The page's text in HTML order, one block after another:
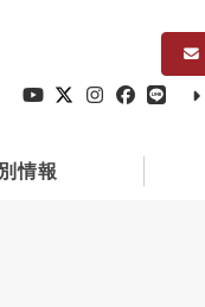
情報